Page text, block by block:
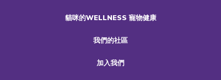
貓咪的WELLNESS 寵物健康
我們的社區
加入我們